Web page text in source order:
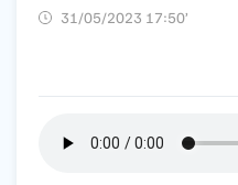
31/05/2023 17:50’